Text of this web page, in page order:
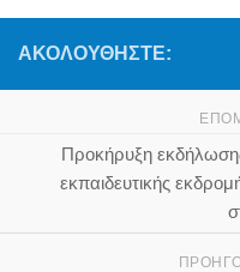
ΑΚΟΛΟΥΘΉΣΤΕ:
Προκήρυξη
εκπαιδευτικής